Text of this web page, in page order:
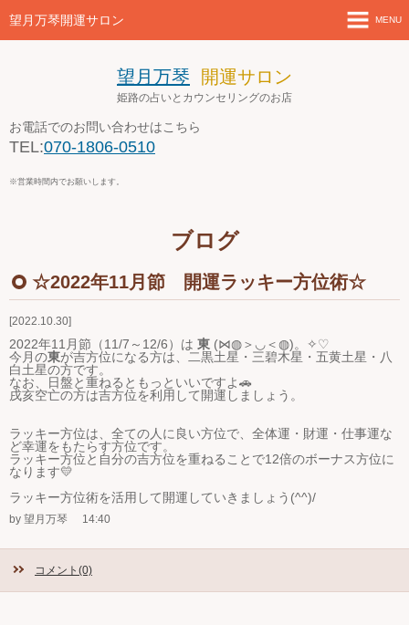
望月万琴開運サロン
望月万琴 開運サロン
姫路の占いとカウンセリングのお店
お電話でのお問い合わせはこちら
TEL:070-1806-0510
※営業時間内でお願いします。
MENU
店舗案内とアクセス
お問い合わせ
４月の営業案内
ブログ
2022.10.30
☆2022年11月節 開運ラッキー方位術☆
2022年11月節（11/7～12/6）は 東 (⋈◍＞◡＜◍)。✧♡
今月の東が吉方位になる方は、二黒土星・三碧木星・五黄土星・八
白土星の方です。
なお、日盤と重ねるともっといいですよ🚗
戌亥空亡の方は吉方位を利用して開運しましょう。
ラッキー方位は、全ての人に良い方位で、全体運・財運・仕事運な
ど幸運をもたらす方位です。
ラッキー方位と自分の吉方位を重ねることで12倍のボーナス方位に
なります💛
ラッキー方位術を活用して開運していきましょう(^^)/
by 望月万琴 14:40
コメント(0)